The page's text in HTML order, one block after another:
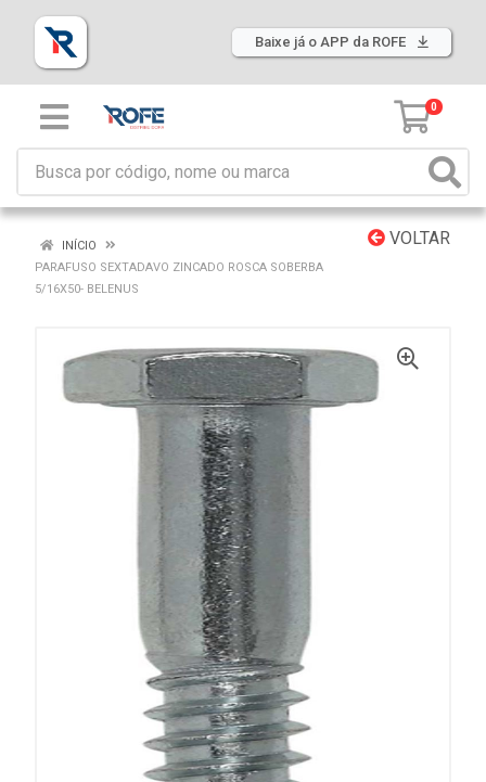
Baixe já o APP da ROFE
0
VOLTAR
INÍCIO
PARAFUSO SEXTADAVO ZINCADO ROSCA SOBERBA
5/16X50- BELENUS